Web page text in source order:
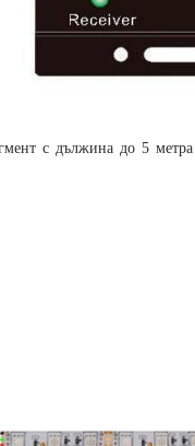
с дължина до 5